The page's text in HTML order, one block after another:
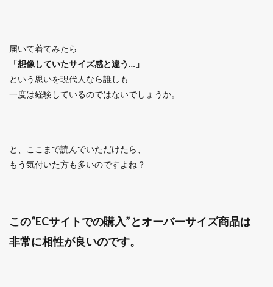
届いて着てみたら
「想像していたサイズ感と違う…」
という思いを現代人なら誰しも
一度は経験しているのではないでしょうか。
と、ここまで読んでいただけたら、
もう気付いた方も多いのですよね？
この“ECサイトでの購入”とオーバーサイズ商品は
非常に相性が良いのです。